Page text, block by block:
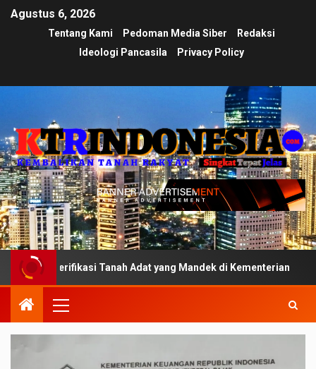
Agustus 6, 2026
Tentang Kami Pedoman Media Siber
Redaksi
Ideologi Pancasila
Privacy Policy
Tanah Adat yang Mandek di Kementerian